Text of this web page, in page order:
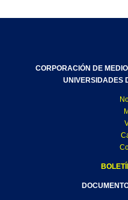
CORPORACIÓN DE
UNIVERSIDADES